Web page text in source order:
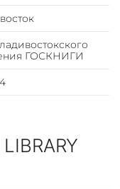
ГОСКНИГИ